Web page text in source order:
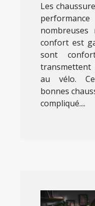
Les
confort est
sont
transmettent
au vélo.
bonnes
compliqué....